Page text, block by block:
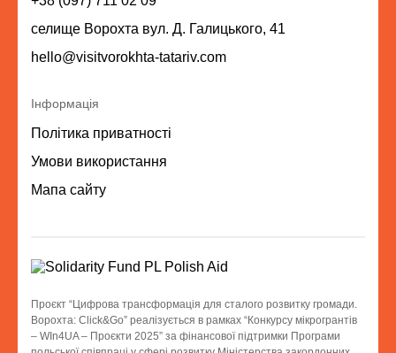
селище Ворохта вул. Д. Галицького, 41
hello@visitvorokhta-tatariv.com
Інформація
Політика приватності
Умови використання
Мапа сайту
Проєкт “Цифрова трансформація для сталого розвитку громади.
Ворохта: Click&Go” реалізується в рамках “Конкурсу мікрогрантів
– WIn4UA – Проєкти 2025” за фінансової підтримки Програми